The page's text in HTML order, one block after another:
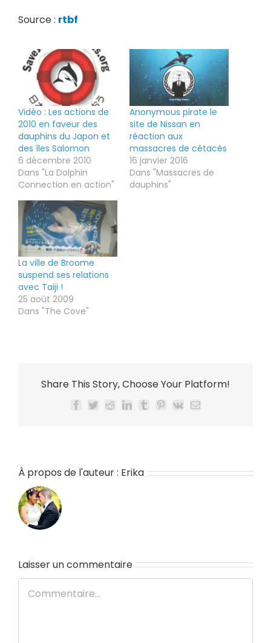
Source : rtbf
Vidéo : Les actions de
2010 en faveur des
dauphins du Japon et
des îles Salomon
6 décembre 2010
Dans "La Dolphin
Connection en action"
Anonymous pirate le
site de Nissan en
réaction aux
massacres de cétacés
16 janvier 2016
Dans "Massacres de
dauphins"
La ville de Broome
suspend ses relations
avec Taiji !
25 août 2009
Dans "The Cove"
Share This Story, Choose Your Platform!
Facebook
TwitterRedditLinkedIn
TumblrPinterest
Vk Email
À propos de l'auteur : Erika
Laisser un commentaire
Commentaire